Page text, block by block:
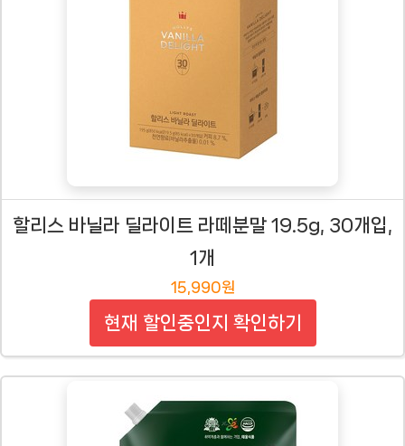
할리스 바닐라 딜라이트 라떼분말 19.5g, 30개입,
1개
15,990원
현재 할인중인지 확인하기